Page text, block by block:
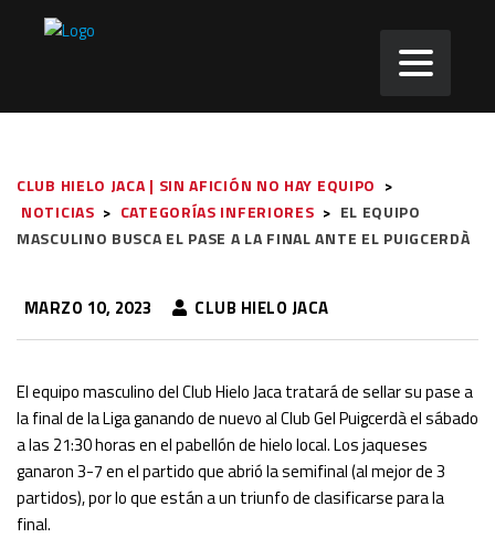
CLUB HIELO JACA | SIN AFICIÓN NO HAY EQUIPO >
NOTICIAS > CATEGORÍAS INFERIORES > EL EQUIPO
MASCULINO BUSCA EL PASE A LA FINAL ANTE EL PUIGCERDÀ
MARZO 10, 2023 CLUB HIELO JACA
El equipo masculino del Club Hielo Jaca tratará de sellar su pase a
la final de la Liga ganando de nuevo al Club Gel Puigcerdà el sábado
a las 21:30 horas en el pabellón de hielo local. Los jaqueses
ganaron 3-7 en el partido que abrió la semifinal (al mejor de 3
partidos), por lo que están a un triunfo de clasificarse para la
final.